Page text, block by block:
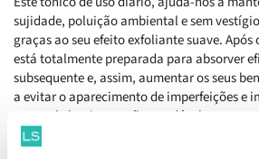
sujidade, poluição ambiental e sem
graças ao seu efeito exfoliante suave. Após
está totalmente preparada para absorver
subsequente e, assim, aumentar os seus
a evitar o aparecimento de imperfeições e
uma pele luminosa, sã e saudável.
A sua fórmula não contém perfume ou